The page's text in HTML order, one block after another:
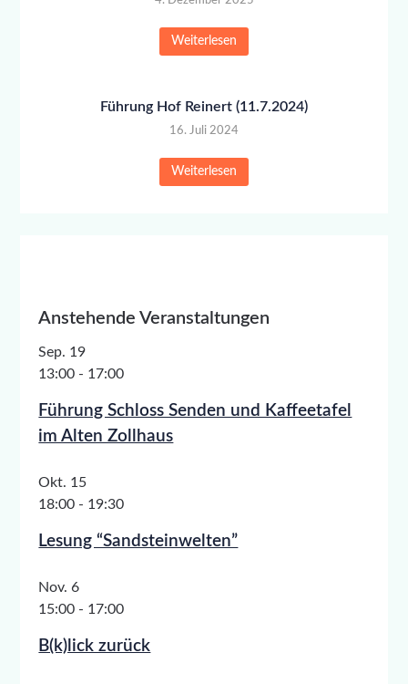
Weiterlesen
Führung Hof Reinert (11.7.2024)
16. Juli 2024
Weiterlesen
Anstehende Veranstaltungen
Sep. 19
13:00 - 17:00
Führung Schloss Senden und Kaffeetafel
im Alten Zollhaus
Okt. 15
18:00 - 19:30
Lesung “Sandsteinwelten”
Nov.6
15:00 - 17:00
B(k)lick zurück